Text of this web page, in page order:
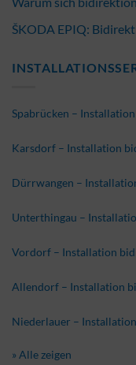
ŠKODA EPIQ:
Spabrücken –
Karsdorf – Installation
Dürrwangen –
Unterthingau –
Vordorf – Installation
Allendorf – Installation
Niederlauer –
» Alle zeigen